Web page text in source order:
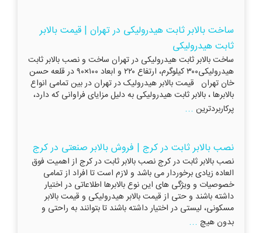
ساخت بالابر ثابت هیدرولیکی در تهران | قیمت بالابر
ثابت هیدرولیکی
ساخت بالابر ثابت هیدرولیکی در تهران ساخت و نصب بالابر ثابت
هیدرولیکی۳۰۰ کیلوگرم، ارتفاع ۲۲۰ و ابعاد ۱۰۰×۹۰ در قلعه حسن
خان تهران قیمت بالابر هیدرولیک در تهران در بین تمامی انواع
بالابرها ، بالابر ثابت هیدرولیکی به دلیل مزایای فراوانی که دارد،
پرکاربردترین ...
نصب بالابر ثابت در کرج | فروش بالابر صنعتی در کرج
نصب بالابر ثابت در کرج نصب بالابر ثابت در کرج از اهمیت فوق
العاده زیادی برخوردار می باشد و لازم است تا افراد از تمامی
خصوصیات و ویژگی های این نوع بالابرها اطلاعاتی در اختیار
داشته باشند و حتی از قیمت بالابر هیدرولیکی و قیمت بالابر
مسکونی، لیستی در اختیار داشته باشند تا بتوانند به راحتی و
بدون هیچ ...